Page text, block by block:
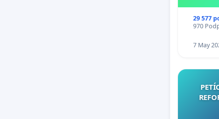
29 577
970
7 May